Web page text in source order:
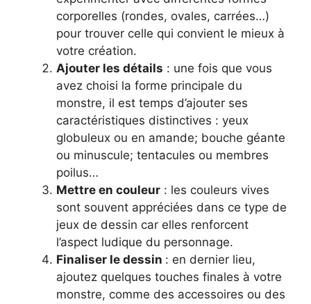
corporelles (rondes, ovales, carrées…)
pour trouver celle qui convient le mieux à
votre création.
Ajouter les détails : une fois que vous
avez choisi la forme principale du
monstre, il est temps d’ajouter ses
caractéristiques distinctives : yeux
globuleux ou en amande; bouche géante
ou minuscule; tentacules ou membres
poilus…
Mettre en couleur : les couleurs vives
sont souvent appréciées dans ce type de
jeux de dessin car elles renforcent
l’aspect ludique du personnage.
Finaliser le dessin : en dernier lieu,
ajoutez quelques touches finales à votre
monstre, comme des accessoires ou des